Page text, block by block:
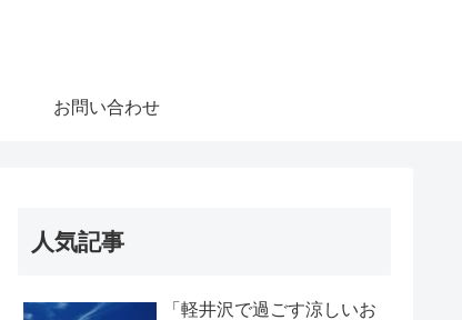
お問い合わせ
人気記事
「軽井沢で過ごす涼しいお